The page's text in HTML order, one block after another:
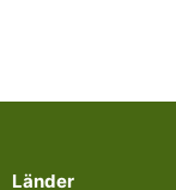
Länder